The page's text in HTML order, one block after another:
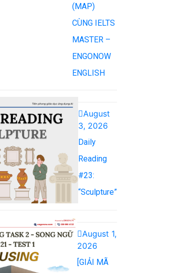
(MAP)
CÙNG IELTS
MASTER –
ENGONOW
ENGLISH
August
3, 2026
Daily
Reading
#23:
“Sculpture”
August 1,
2026
[GIẢI MÃ